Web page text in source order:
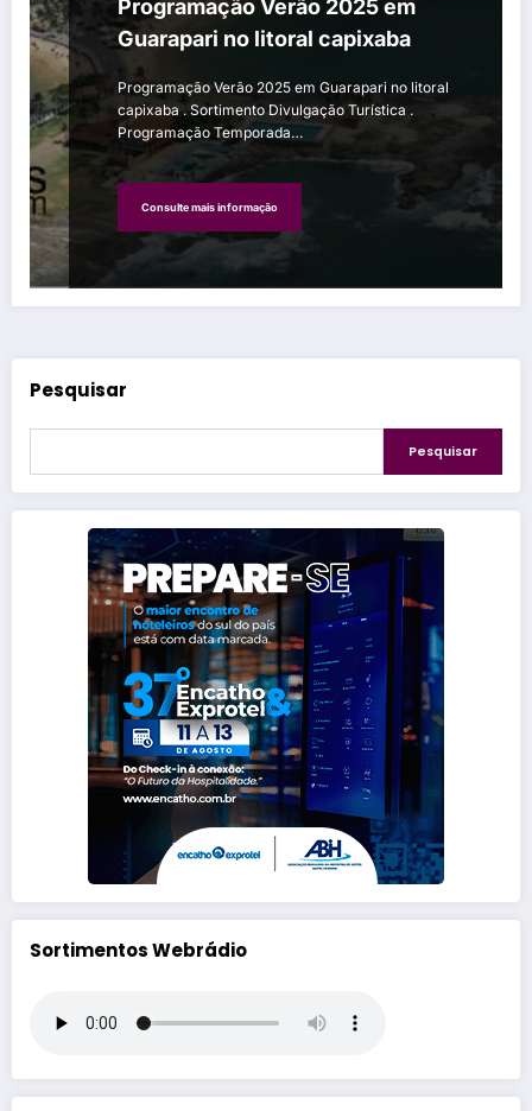
Programação Verão 2025 em
Guarapari no litoral capixaba
Programação Verão 2025 em Guarapari no litoral
capixaba . Sortimento Divulgação Turística .
Programação Temporada…
Consulte mais informação
Pesquisar
Pesquisar
Sortimentos Webrádio